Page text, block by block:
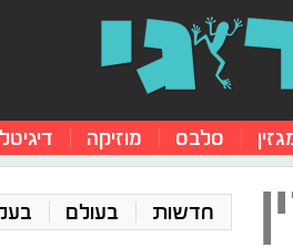
סלבס מוזיקה דיגיטל
חדשות בעולם